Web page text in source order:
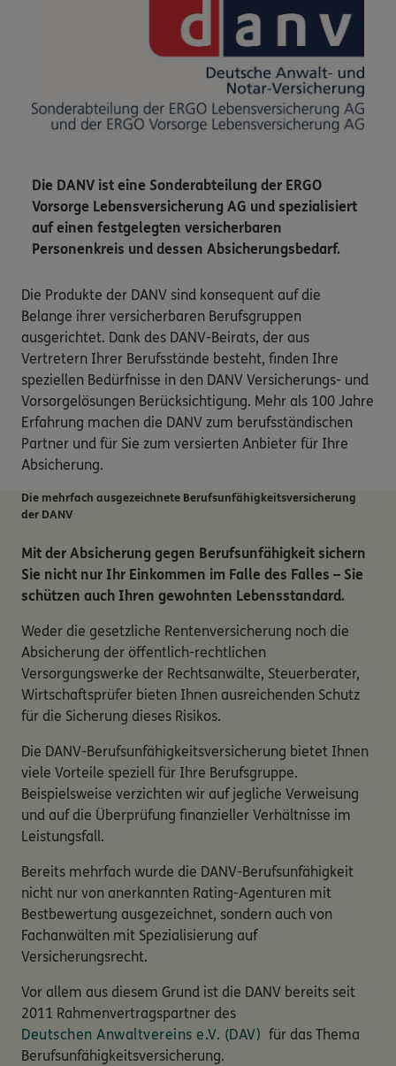
Die DANV ist eine Sonderabteilung der ERGO
Vorsorge Lebensversicherung AG und spezialisiert
auf einen festgelegten versicherbaren
Personenkreis und dessen Absicherungsbedarf.
Die Produkte der DANV sind konsequent auf die
Belange ihrer versicherbaren Berufsgruppen
ausgerichtet. Dank des DANV-Beirats, der aus
Vertretern Ihrer Berufsstände besteht, finden Ihre
speziellen Bedürfnisse in den DANV Versicherungs- und
Vorsorgelösungen Berücksichtigung. Mehr als 100 Jahre
Erfahrung machen die DANV zum berufsständischen
Partner und für Sie zum versierten Anbieter für Ihre
Absicherung.
Die mehrfach ausgezeichnete Berufsunfähigkeits­versicherung
der DANV
Mit der Absicherung gegen Berufsunfähigkeit sichern
Sie nicht nur Ihr Einkommen im Falle des Falles – Sie
schützen auch Ihren gewohnten Lebensstandard.
Weder die gesetzliche Rentenversicherung noch die
Absicherung der öffentlich-rechtlichen
Versorgungswerke der Rechtsanwälte, Steuerberater,
Wirtschaftsprüfer bieten Ihnen ausreichenden Schutz
für die Sicherung dieses Risikos.
Die DANV-Berufsunfähigkeitsversicherung bietet Ihnen
viele Vorteile speziell für Ihre Berufsgruppe.
Beispielsweise verzichten wir auf jegliche Verweisung
und auf die Überprüfung finanzieller Verhältnisse im
Leistungsfall.
Bereits mehrfach wurde die DANV-Berufsunfähigkeit
nicht nur von anerkannten Rating-Agenturen mit
Bestbewertung ausgezeichnet, sondern auch von
Fachanwälten mit Spezialisierung auf
Versicherungsrecht.
Vor allem aus diesem Grund ist die DANV bereits seit
2011 Rahmenvertragspartner des
Deutschen Anwaltvereins e.V. (DAV) für das Thema
Berufsunfähigkeitsversicherung.